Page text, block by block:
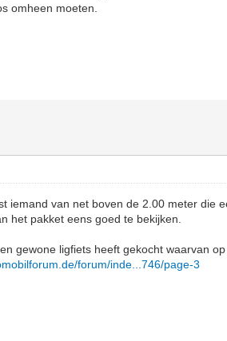
omheen moeten.
iemand van net boven de 2.00 meter die
het pakket eens goed te bekijken.
gewone ligfiets heeft gekocht waarvan
forum/inde...746/page-3